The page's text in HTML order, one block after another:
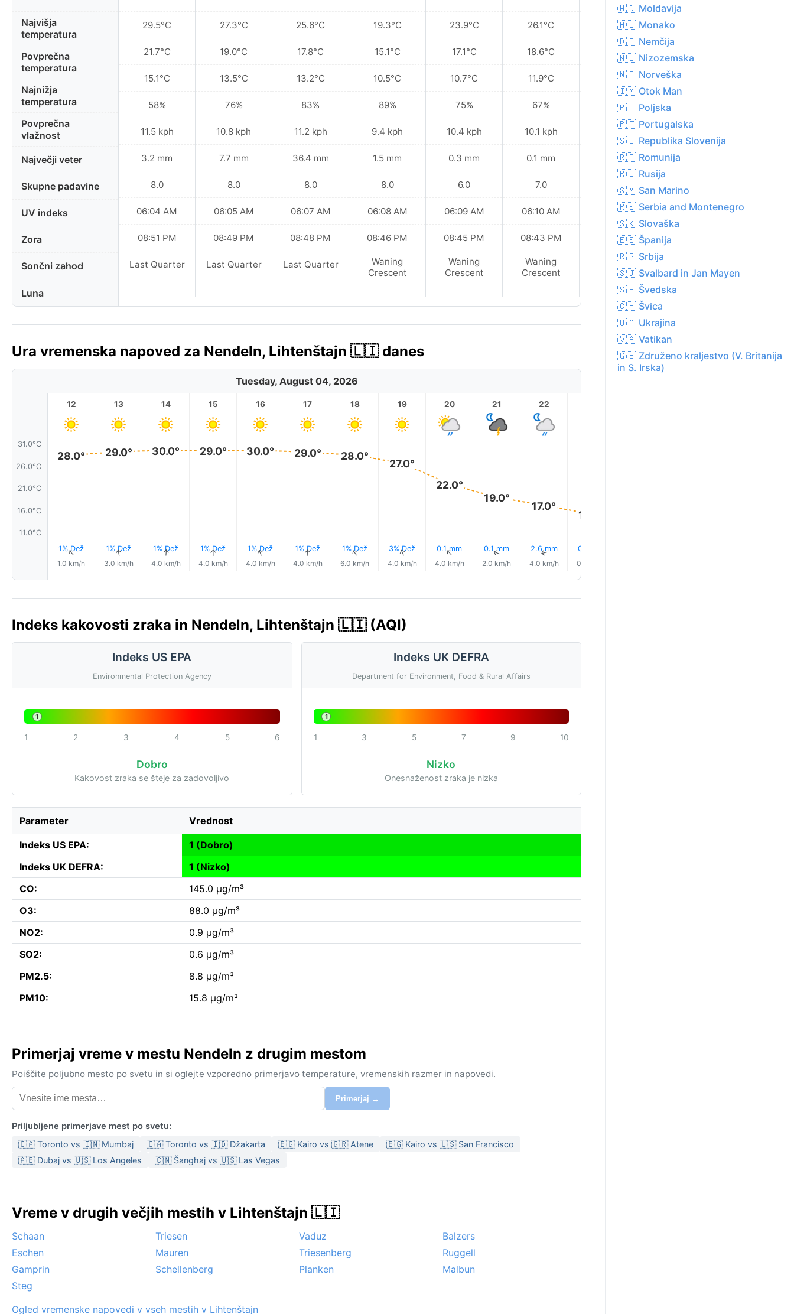
Najvišja
temperatura
Povprečna
temperatura
Najnižja
temperatura
Povprečna
vlažnost
Največji veter
Skupne padavine
UV indeks
Zora
Sončni zahod
Luna
29.5°C
21.7°C
15.1°C
58%
11.5 kph
3.2 mm
8.0
06:04 AM
08:51 PM
Last Quarter
27.3°C
19.0°C
13.5°C
76%
10.8 kph
7.7 mm
8.0
06:05 AM
08:49 PM
Last Quarter
25.6°C
17.8°C
13.2°C
83%
11.2 kph
36.4 mm
8.0
06:07 AM
08:48 PM
Last Quarter
19.3°C
15.1°C
10.5°C
89%
9.4 kph
1.5 mm
8.0
06:08 AM
08:46 PM
Waning
Crescent
23.9°C
17.1°C
10.7°C
75%
10.4 kph
0.3 mm
6.0
06:09 AM
08:45 PM
Waning
Crescent
26.1°C
18.6°C
11.9°C
67%
10.1 kph
0.1 mm
7.0
06:10 AM
08:43 PM
Waning
Crescent
28.5°C
19.7°C
12.4°C
58%
10.4 kph
0.0 mm
7.0
06:12 AM
08:42 PM
New Moon
Ura vremenska napoved za Nendeln, Lihtenštajn 🇱🇮 danes
Tuesday, August 04, 2026
31.0°C
26.0°C
21.0°C
16.0°C
11.0°C
12
28.0°
1% Dež
↑
1.0 km/h
13
29.0°
1% Dež
↑
3.0 km/h
14
30.0°
1% Dež
↑
4.0 km/h
15
29.0°
1% Dež
↑
4.0 km/h
16
30.0°
1% Dež
↑
4.0 km/h
17
29.0°
1% Dež
↑
4.0 km/h
18
28.0°
1% Dež
↑
6.0 km/h
19
27.0°
3% Dež
↑
4.0 km/h
20
22.0°
0.1 mm
↑
4.0 km/h
21
19.0°
0.1 mm
↑
2.0 km/h
22
17.0°
2.6 mm
↑
4.0 km/h
15.0°
0.3 mm
0.0 km/h
Indeks kakovosti zraka in Nendeln, Lihtenštajn 🇱🇮 (AQI)
Indeks US EPA
Environmental Protection Agency
1
1 2 3 4 5 6
Dobro
Kakovost zraka se šteje za zadovoljivo
Indeks UK DEFRA
Department for Environment, Food & Rural Affairs
1
1 3 5 7 9 10
Nizko
Onesnaženost zraka je nizka
Parameter Vrednost
Indeks US EPA:
1 (Dobro)
Indeks UK DEFRA:
1 (Nizko)
CO:
145.0 µg/m³
O3:
88.0 µg/m³
NO2:
0.9 µg/m³
SO2:
0.6 µg/m³
PM2.5:
8.8 µg/m³
PM10:
15.8 µg/m³
Primerjaj vreme v mestu Nendeln z drugim mestom
Poiščite poljubno mesto po svetu in si oglejte vzporedno primerjavo temperature, vremenskih razmer in napovedi.
Primerjaj →
Priljubljene primerjave mest po svetu:
🇨🇦 Toronto vs 🇮🇳 Mumbaj 🇨🇦 Toronto vs 🇮🇩 Džakarta 🇪🇬 Kairo vs 🇬🇷 Atene
🇪🇬 Kairo vs 🇺🇸 San Francisco
🇦🇪 Dubaj vs 🇺🇸 Los Angeles
🇨🇳 Šanghaj vs 🇺🇸 Las Vegas
Vreme v drugih večjih mestih v Lihtenštajn 🇱🇮
Schaan Triesen Vaduz
Balzers
Eschen
Mauren Triesenberg
Ruggell
Gamprin
Schellenberg Planken
Malbun
Steg
Ogled vremenske napovedi v vseh mestih v Lihtenštajn
🇲🇩 Moldavija
🇲🇨 Monako
🇩🇪 Nemčija
🇳🇱 Nizozemska
🇳🇴 Norveška
🇮🇲 Otok Man
🇵🇱 Poljska
🇵🇹 Portugalska
🇸🇮 Republika Slovenija
🇷🇴 Romunija
🇷🇺 Rusija
🇸🇲 San Marino
🇷🇸 Serbia and Montenegro
🇸🇰 Slovaška
🇪🇸 Španija
🇷🇸 Srbija
🇸🇯 Svalbard in Jan Mayen
🇸🇪 Švedska
🇨🇭 Švica
🇺🇦 Ukrajina
🇻🇦 Vatikan
🇬🇧 Združeno kraljestvo (V. Britanija
in S. Irska)